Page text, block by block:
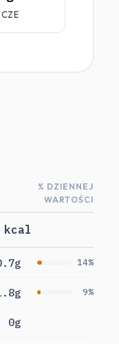
% DZIENNEJ
WARTOŚCI
kcal
14%
9%
0g